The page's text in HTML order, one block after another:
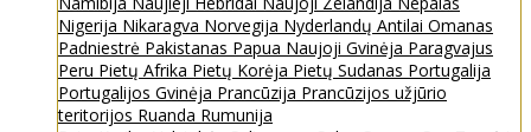
Nigerija Nikaragva Norvegija Nyderlandų Antilai Omanas
Padniestrė Pakistanas Papua Naujoji Gvinėja Paragvajus
Peru Pietų Afrika Pietų Korėja Pietų Sudanas Portugalija
Portugalijos Gvinėja Prancūzija Prancūzijos užjūrio
teritorijos Ruanda Rumunija